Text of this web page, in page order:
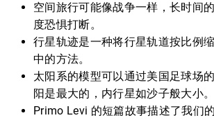
空间旅行可能像战争一样，长时间
度恐惧打断。
行星轨迹是一种将行星轨道按比例
中的方法。
太阳系的模型可以通过美国足球场
阳是最大的，内行星如沙子般大小。
Primo Levi 的短篇故事描述了我们